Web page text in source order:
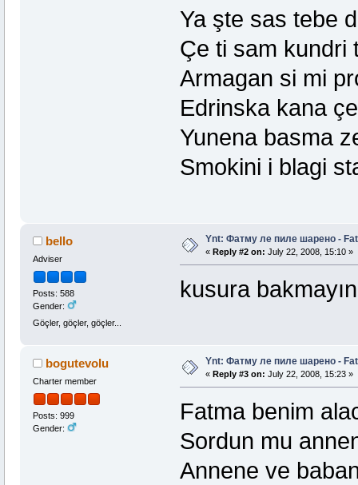
Ya şte sas tebe
Çe ti sam kundri
Armagan si mi
Edrinska kana
Yunena basma
Smokini i blagi
bello
Adviser
Posts: 588
Gender:
Göçler, göçler, göçler...
Ynt: Фатму ле пиле шарено -
« Reply #2 on: July 22, 2008, 15:10 »
kusura
bogutevolu
Charter member
Posts: 999
Gender:
Ynt: Фатму ле пиле шарено -
« Reply #3 on: July 22, 2008, 15:23 »
Fatma benim
Sordun mu
Annene ve